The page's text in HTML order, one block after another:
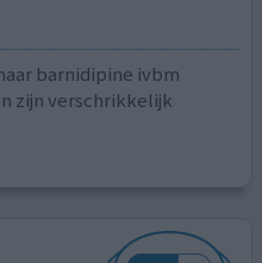
barnidipine ivbm
zijn verschrikkelijk